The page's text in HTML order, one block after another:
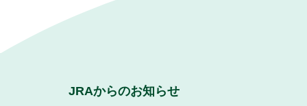
JRAからのお知らせ